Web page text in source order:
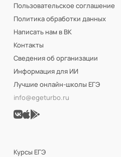
Пользовательское соглашение
Политика обработки данных
Написать нам в ВК
Контакты
Сведения об организации
Информация для ИИ
Лучшие онлайн-школы ЕГЭ
info@egeturbo.ru
Курсы ЕГЭ